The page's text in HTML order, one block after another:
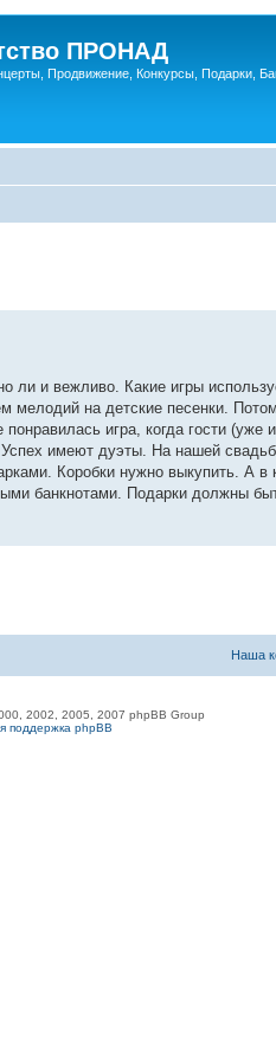
ПРОНАД
Продвижение, Конкурсы, Подарки,
и вежливо. Какие игры
мелодий на детские песенки.
игра, когда гости (уже
имеют дуэты. На нашей
Коробки нужно выкупить. А в
банкнотами. Подарки должны
Наша
2002, 2005, 2007 phpBB Group
поддержка phpBB